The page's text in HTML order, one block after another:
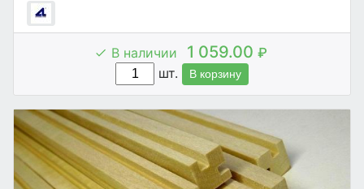
В наличии 1 059.00 ₽
шт.
В корзину